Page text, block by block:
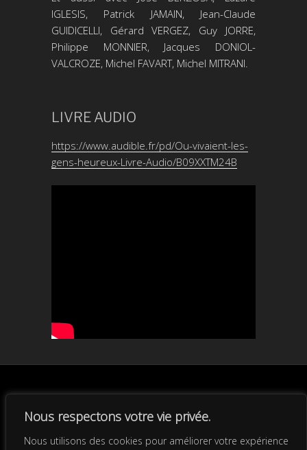
Nous respectons votre vie privée.
Nous utilisons des cookies pour améliorer votre expérience
IGLESIS, Patrick JAMAIN, Jean-Claude
GUIDICELLI, Gérard VERGEZ, Guy JORRE,
Philippe MONNIER, Jacques DONIOL-
VALCROZE, Michel FAVART, Michel MITRANI.
LIVRE AUDIO
https://www.audible.fr/pd/Ou-vivaient-les-
gens-heureux-Livre-Audio/B09XXTM24B
Anny Romand/Politique de
Facebook